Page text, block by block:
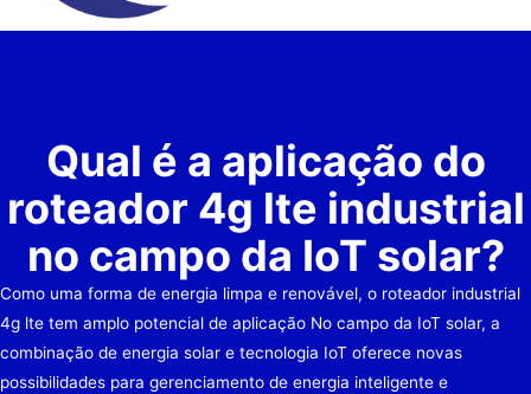
Qual é a aplicação do
roteador 4g lte industrial
no campo da IoT solar?
Como uma forma de energia limpa e renovável, o roteador industrial
4g lte tem amplo potencial de aplicação No campo da IoT solar, a
combinação de energia solar e tecnologia IoT oferece novas
possibilidades para gerenciamento de energia inteligente e